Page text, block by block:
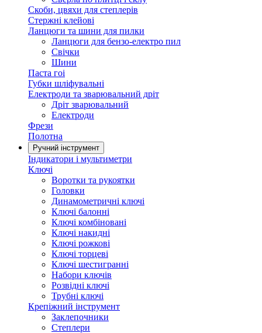
Скоби, цвяхи для степлерів
Стержні клейові
Ланцюги та шини для пилки
Ланцюги для бензо-електро пил
Свічки
Шини
Паста гоі
Губки шліфувальні
Електроди та зварювальний дріт
Дріт зварювальний
Електроди
Фрези
Полотна
Ручний інструмент
Індикатори і мультиметри
Ключі
Воротки та рукоятки
Головки
Динамометричні ключі
Ключі балонні
Ключі комбіновані
Ключі накидні
Ключі рожкові
Ключі торцеві
Ключі шестигранні
Набори ключів
Розвідні ключі
Трубні ключі
Крепіжний інструмент
Заклепочники
Степлери